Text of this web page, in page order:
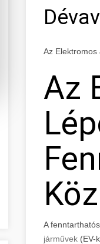
Az Elektromos
Az
A
járművek (EV-